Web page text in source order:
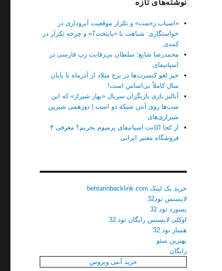
نوشته‌های تازه
«اسباب زحمت» و تکرار موقعیت آبروداری در
خواستگاری: شباهت با «پایتخت7» و چرخه تکرار در
کمدی
محمدرضا شایع؛ سلطان بی‌رقابت رپ فارسی در
اسپاتیفای
خبر لغو کنسرت‌ها در برج میلاد از آذرماه تا پایان
سال کاملاً بی‌اساس است!
آنالیز بازی بازیگران سریال «بهار شیراز» که این
شب‌ها روی آنتن شبکه دو است | دورهمی شیرین
شیرازی‌های
از کجا اکانت اسپاتیفای پرمیوم بخریم؟ معرفی ۴
فروشگاه معتبر ایرانی
خرید بک لینک behtarinbacklink.com
لایسنس نود32
پسورد نود 32
اوکلی لایسنس رایگان نود 32
همیار نود 32
بهترین سئو
رایگان
خرید آنتی ویروس